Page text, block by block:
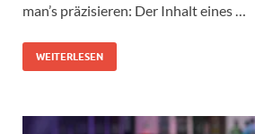
man’s präzisieren: Der Inhalt eines …
WEITERLESEN